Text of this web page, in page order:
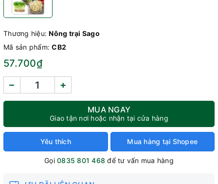
Thương hiệu:Nông trại Sago
Mã sản phẩm:CB2
57.700₫
–
+
MUA NGAY
Giao tận nơi hoặc nhận tại cửa hàng
Yêu thích Mua hàng tại Shopee
Gọi0835 801 468 để tư vấn mua hàng